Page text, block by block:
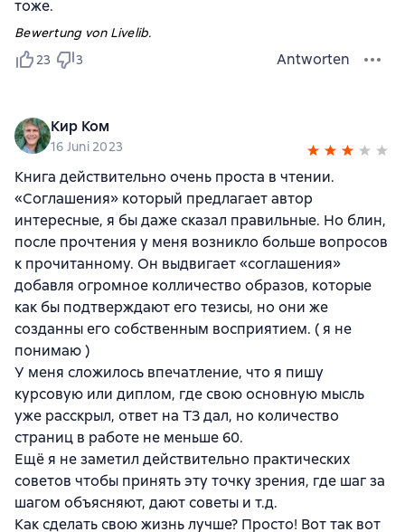
тоже.
Bewertung von Livelib.
23
3 Antworten
Кир Ком
16 Juni 2023
Книга действительно очень проста в чтении.
«Соглашения» который предлагает автор
интересные, я бы даже сказал правильные. Но блин,
после прочтения у меня возникло больше вопросов
к прочитанному. Он выдвигает «соглашения»
добавля огромное колличество образов, которые
как бы подтверждают его тезисы, но они же
созданны его собственным восприятием. ( я не
понимаю )
У меня сложилось впечатление, что я пишу
курсовую или диплом, где свою основную мысль
уже расскрыл, ответ на ТЗ дал, но количество
страниц в работе не меньше 60.
Ещё я не заметил действительно практических
советов чтобы принять эту точку зрения, где шаг за
шагом объясняют, дают советы и т.д.
Как сделать свою жизнь лучше? Просто! Вот так вот